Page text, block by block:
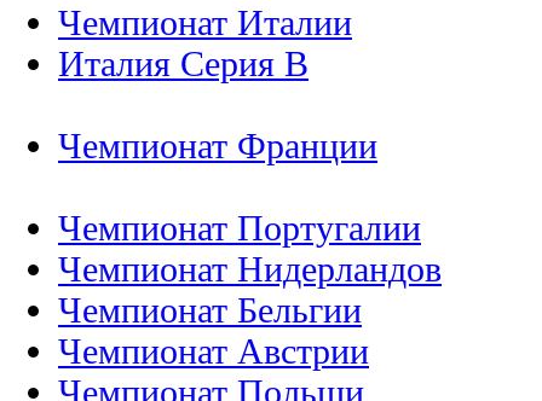
Чемпионат Италии
Италия Серия B
Чемпионат Франции
Чемпионат Португалии
Чемпионат Нидерландов
Чемпионат Бельгии
Чемпионат Австрии
Чемпионат Польши